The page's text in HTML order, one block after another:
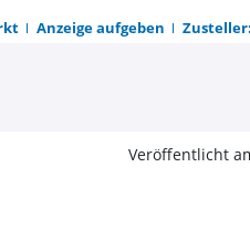
Anzeige aufgeben
im
Veröffentlicht